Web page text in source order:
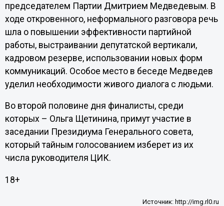
председателем Партии Дмитрием Медведевым. В
ходе откровенного, неформального разговора речь
шла о повышении эффективности партийной
работы, выстраивании депутатской вертикали,
кадровом резерве, использовании новых форм
коммуникаций. Особое место в беседе Медведев
уделил необходимости живого диалога с людьми.
Во второй половине дня финалисты, среди
которых – Ольга Щетинина, примут участие в
заседании Президиума Генерального совета,
который тайным голосованием изберет из их
числа руководителя ЦИК.
18+
Источник:http://img.rl0.ru